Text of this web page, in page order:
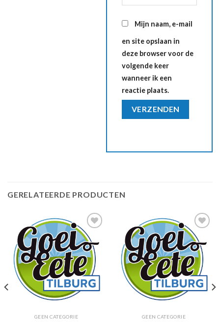
Mijn naam, e-mail
en site opslaan in
deze browser voor de
volgende keer
wanneer ik een
reactie plaats.
GERELATEERDE PRODUCTEN
Zet in
mijn
favorieten
GEEN CATEGORIE
Zet in
mijn
favorieten
GEEN CATEGORIE